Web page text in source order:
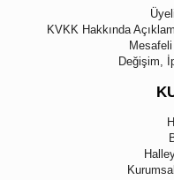
KVKK Hakkında
Değişim,